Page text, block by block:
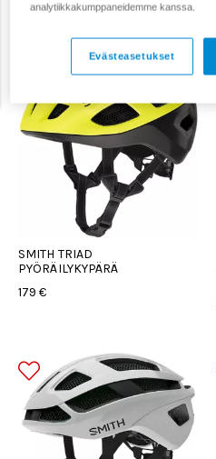
SMITH TRIAD
PYÖRÄILYKYPÄRÄ
179 €
analytiikkakumppaneidemme kanssa.
Evästeasetukset